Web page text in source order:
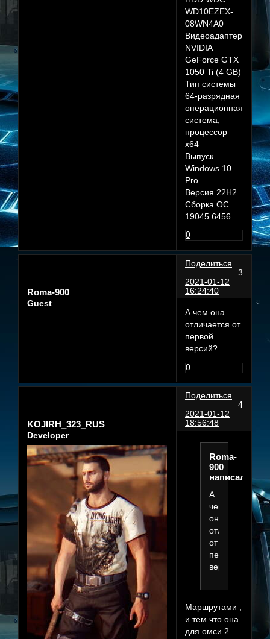
WD10EZEX-
08WN4A0
Видеоадаптер
NVIDIA
GeForce GTX
1050 Ti (4 GB)
Тип системы
64-разрядная
операционная
система,
процессор
x64
Выпуск
Windows 10
Pro
Версия 22H2
Сборка ОС
19045.6456
0
Поделиться
3
2021-01-12
16:24:40
Roma-900
Guest
А чем она
отличается от
первой
версий?
0
Поделиться
4
2021-01-12
18:56:48
KOJIRH_323_RUS
Developer
Roma-
900
написал(а):
А
чем
она
отличается
от
первой
версий?
Маршрутами ,
и тем что она
для омси 2